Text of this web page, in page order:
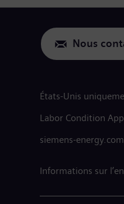
Nous
États-Unis
Labor Condition
siemens-energy.com
Informations sur